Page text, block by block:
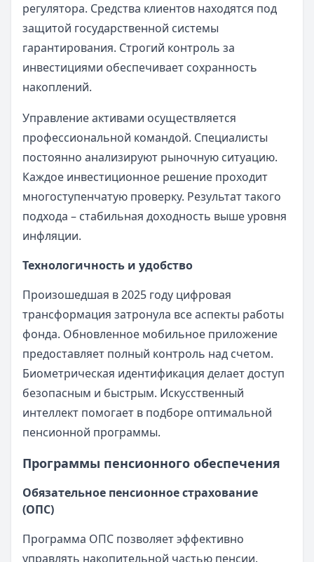
регулятора. Средства клиентов находятся под
защитой государственной системы
гарантирования. Строгий контроль за
инвестициями обеспечивает сохранность
накоплений.
Управление активами осуществляется
профессиональной командой. Специалисты
постоянно анализируют рыночную ситуацию.
Каждое инвестиционное решение проходит
многоступенчатую проверку. Результат такого
подхода – стабильная доходность выше уровня
инфляции.
Технологичность и удобство
Произошедшая в 2025 году цифровая
трансформация затронула все аспекты работы
фонда. Обновленное мобильное приложение
предоставляет полный контроль над счетом.
Биометрическая идентификация делает доступ
безопасным и быстрым. Искусственный
интеллект помогает в подборе оптимальной
пенсионной программы.
Программы пенсионного обеспечения
Обязательное пенсионное страхование
(ОПС)
Программа ОПС позволяет эффективно
управлять накопительной частью пенсии.